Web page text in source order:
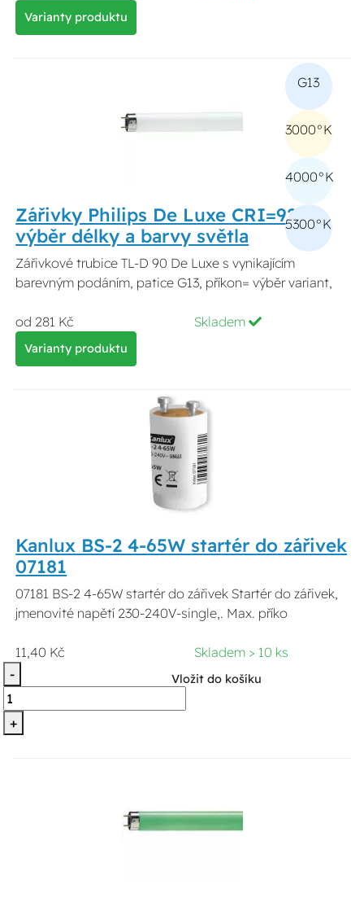
Varianty produktu
G13
3000°K
4000°K
5300°K
Zářivky Philips De Luxe CRI=92
výběr délky a barvy světla
Zářivkové trubice TL-D 90 De Luxe s vynikajícím
barevným podáním, patice G13, příkon= výběr variant,
od 281 Kč Skladem
Varianty produktu
Kanlux BS-2 4-65W startér do zářivek
07181
07181 BS-2 4-65W startér do zářivek Startér do zářivek,
jmenovité napětí 230-240V-single,. Max. příko
11,40 Kč
Skladem > 10 ks
-
+
Vložit do košíku